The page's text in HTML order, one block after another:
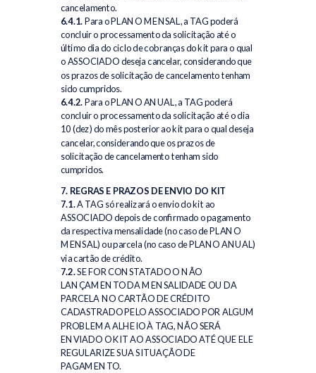
cancelamento.
6.4.1.Para o PLANO MENSAL, a TAG poderá
concluir o processamento da solicitação até o
último dia do ciclo de cobranças do kit para o qual
o ASSOCIADO deseja cancelar, considerando que
os prazos de solicitação de cancelamento tenham
sido cumpridos.
6.4.2.Para o PLANO ANUAL, a TAG poderá
concluir o processamento da solicitação até o dia
10 (dez) do mês posterior ao kit para o qual deseja
cancelar, considerando que os prazos de
solicitação de cancelamento tenham sido
cumpridos.
7. REGRAS E PRAZOS DE ENVIO DO KIT
7.1.A TAG só realizará o envio do kit ao
ASSOCIADO depois de confirmado o pagamento
da respectiva mensalidade (no caso de PLANO
MENSAL) ou parcela (no caso de PLANO ANUAL)
via cartão de crédito.
7.2.SE FOR CONSTATADO O NÃO
LANÇAMENTO DA MENSALIDADE OU DA
PARCELA NO CARTÃO DE CRÉDITO
CADASTRADO PELO ASSOCIADO POR ALGUM
PROBLEMA ALHEIO À TAG, NÃO SERÁ
ENVIADO O KIT AO ASSOCIADO ATÉ QUE ELE
REGULARIZE SUA SITUAÇÃO DE
PAGAMENTO.